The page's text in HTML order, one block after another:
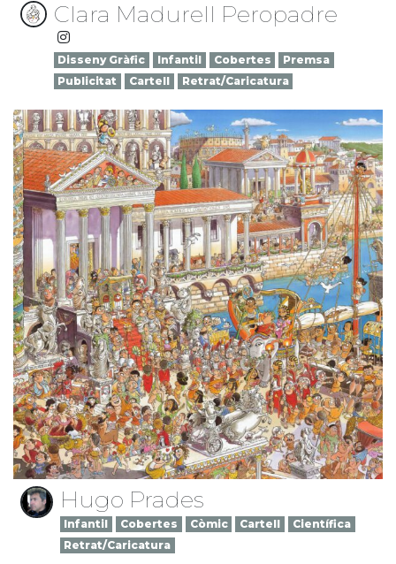
Clara Madurell Peropadre
Disseny Gràfic Infantil Cobertes
Premsa
Publicitat
Cartell Retrat/Caricatura
Hugo Prades
Infantil Cobertes Còmic Cartell
Científica
Retrat/Caricatura